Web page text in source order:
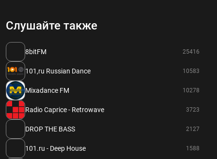
Слушайте также
8bitFM 25416
101,ru Russian Dance 10583
Mixadance FM 10278
Radio Caprice - Retrowave 3723
DROP THE BASS 2127
101.ru - Deep House 1588